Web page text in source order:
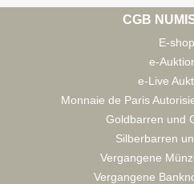
CGB
E-
e-
e-Live
Monnaie de Paris
Goldbarren und
Silberbarren
Vergangene
Vergangene